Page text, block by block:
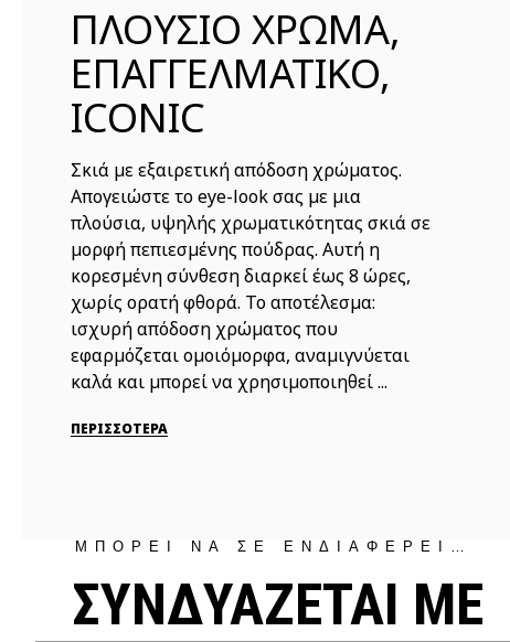
ΠΛΟΥΣΙΟ ΧΡΩΜΑ,
ΕΠΑΓΓΕΛΜΑΤΙΚΟ,
ICONIC
Σκιά με εξαιρετική απόδοση χρώματος.
Απογειώστε το eye-look σας με μια
πλούσια, υψηλής χρωματικότητας σκιά σε
μορφή πεπιεσμένης πούδρας. Αυτή η
κορεσμένη σύνθεση διαρκεί έως 8 ώρες,
χωρίς ορατή φθορά. Το αποτέλεσμα:
ισχυρή απόδοση χρώματος που
εφαρμόζεται ομοιόμορφα, αναμιγνύεται
καλά και μπορεί να χρησιμοποιηθεί ...
ΠΕΡΙΣΣΟΤΕΡΑ
ΜΠΟΡΕΙ ΝΑ ΣΕ ΕΝΔΙΑΦΕΡΕΙ…
ΣΥΝΔΥΑΖΕΤΑΙ ΜΕ